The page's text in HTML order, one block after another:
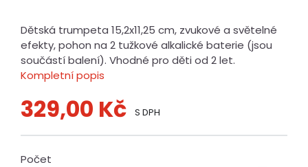
Dětská trumpeta 15,2x11,25 cm, zvukové a světelné
efekty, pohon na 2 tužkové alkalické baterie (jsou
součástí balení). Vhodné pro děti od 2 let.
Kompletní popis
329,00 Kč S DPH
Počet